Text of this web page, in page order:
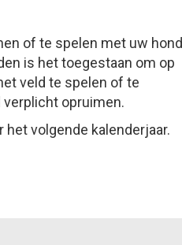
of te spelen met uw hond
is het toegestaan om op
veld te spelen of te
opruimen.
het volgende kalenderjaar.